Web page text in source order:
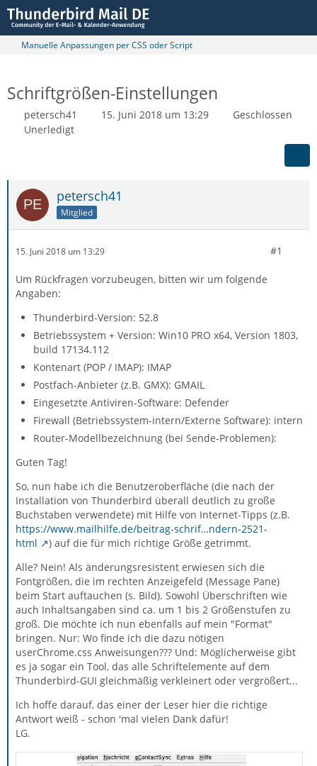
Manuelle Anpassungen per CSS oder Script
Schriftgrößen-Einstellungen
petersch41 15. Juni 2018 um 13:29
Geschlossen
Unerledigt
petersch41
Mitglied
15. Juni 2018 um 13:29 #1
Um Rückfragen vorzubeugen, bitten wir um folgende
Angaben:
Thunderbird-Version: 52.8
Betriebssystem + Version: Win10 PRO x64, Version 1803,
build 17134.112
Kontenart (POP / IMAP): IMAP
Postfach-Anbieter (z.B. GMX): GMAIL
Eingesetzte Antiviren-Software: Defender
Firewall (Betriebssystem-intern/Externe Software): intern
Router-Modellbezeichnung (bei Sende-Problemen):
Guten Tag!
So, nun habe ich die Benutzeroberfläche (die nach der
Installation von Thunderbird überall deutlich zu große
Buchstaben verwendete) mit Hilfe von Internet-Tipps (z.B.
https://www.mailhilfe.de/beitrag-schrif…ndern-2521-
html
) auf die für mich richtige Größe getrimmt.
Alle? Nein! Als änderungsresistent erwiesen sich die
Fontgrößen, die im rechten Anzeigefeld (Message Pane)
beim Start auftauchen (s. Bild). Sowohl Überschriften wie
auch Inhaltsangaben sind ca. um 1 bis 2 Größenstufen zu
groß. Die möchte ich nun ebenfalls auf mein "Format"
bringen. Nur: Wo finde ich die dazu nötigen
userChrome.css Anweisungen??? Und: Möglicherweise gibt
es ja sogar ein Tool, das alle Schriftelemente auf dem
Thunderbird-GUI gleichmäßig verkleinert oder vergrößert...
Ich hoffe darauf, das einer der Leser hier die richtige
Antwort weiß - schon 'mal vielen Dank dafür!
LG.